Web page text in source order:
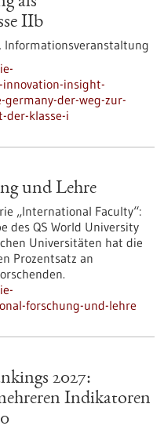
IIb
Informationsveranstaltung
insight-
der-weg-zur-
der-klasse-i
und Lehre
„International Faculty“:
des QS World University
Universitäten hat die
Prozentsatz an
forschung-und-lehre
2027:
Indikatoren